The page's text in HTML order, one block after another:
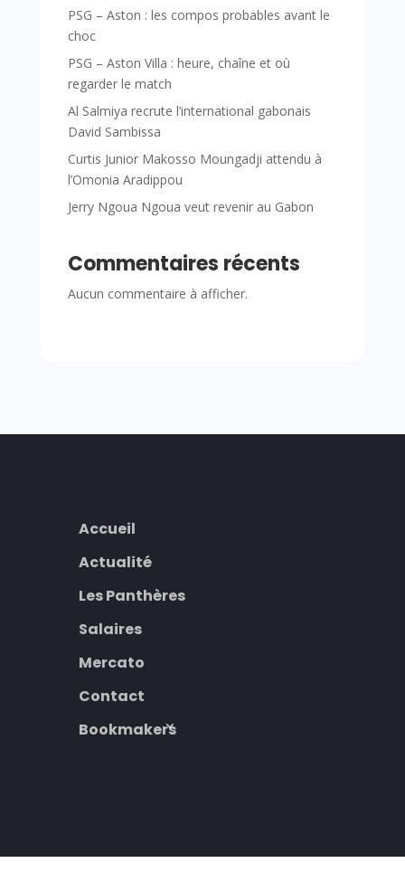
PSG – Aston : les compos probables avant le
choc
PSG – Aston Villa : heure, chaîne et où
regarder le match
Al Salmiya recrute l’international gabonais
David Sambissa
Curtis Junior Makosso Moungadji attendu à
l’Omonia Aradippou
Jerry Ngoua Ngoua veut revenir au Gabon
Commentaires récents
Aucun commentaire à afficher.
Accueil
Actualité
Les Panthères
Salaires
Mercato
Contact
Bookmakers